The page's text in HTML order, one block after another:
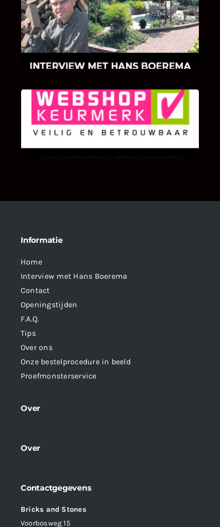
INTERVIEW MET HANS BOEREMA
Hoe Bricks and Stones ontstaan is en wat
Hans Boerema motiveert in de wereld van
klinkers en tegels!
KLANT BEOORDELINGEN
We zijn er zeer op gesteld om te weten wat u
als klant van ons en onze diensten vindt.
Informatie
Home
Interview met Hans Boerema
Contact
Openingstijden
F.A.Q.
Tips
Over ons
Onze bestelprocedure in beeld
Proefmonsterservice
Over
Over
Contactgegevens
Bricks and Stones
Voorbosweg 15